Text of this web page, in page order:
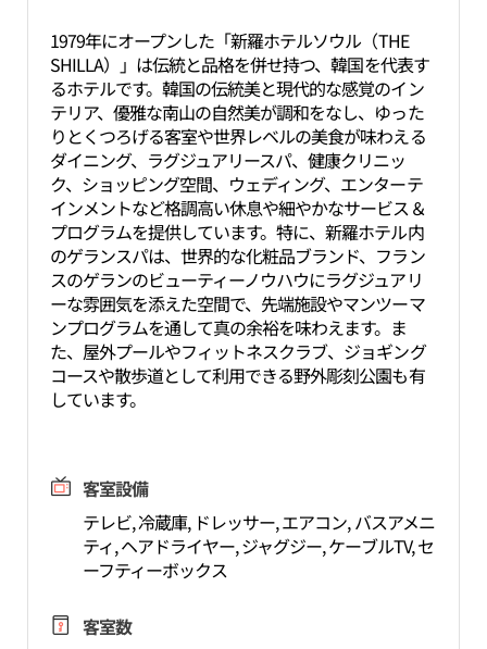
1979年にオープンした「新羅ホテルソウル（THE
SHILLA）」は伝統と品格を併せ持つ、韓国を代表す
るホテルです。韓国の伝統美と現代的な感覚のイン
テリア、優雅な南山の自然美が調和をなし、ゆった
りとくつろげる客室や世界レベルの美食が味わえる
ダイニング、ラグジュアリースパ、健康クリニッ
ク、ショッピング空間、ウェディング、エンターテ
インメントなど格調高い休息や細やかなサービス＆
プログラムを提供しています。特に、新羅ホテル内
のゲランスパは、世界的な化粧品ブランド、フラン
スのゲランのビューティーノウハウにラグジュアリ
ーな雰囲気を添えた空間で、先端施設やマンツーマ
ンプログラムを通して真の余裕を味わえます。ま
た、屋外プールやフィットネスクラブ、ジョギング
コースや散歩道として利用できる野外彫刻公園も有
しています。
客室設備
テレビ, 冷蔵庫, ドレッサー, エアコン, バスアメニ
ティ, ヘアドライヤー, ジャグジー, ケーブルTV, セ
ーフティーボックス
客室数